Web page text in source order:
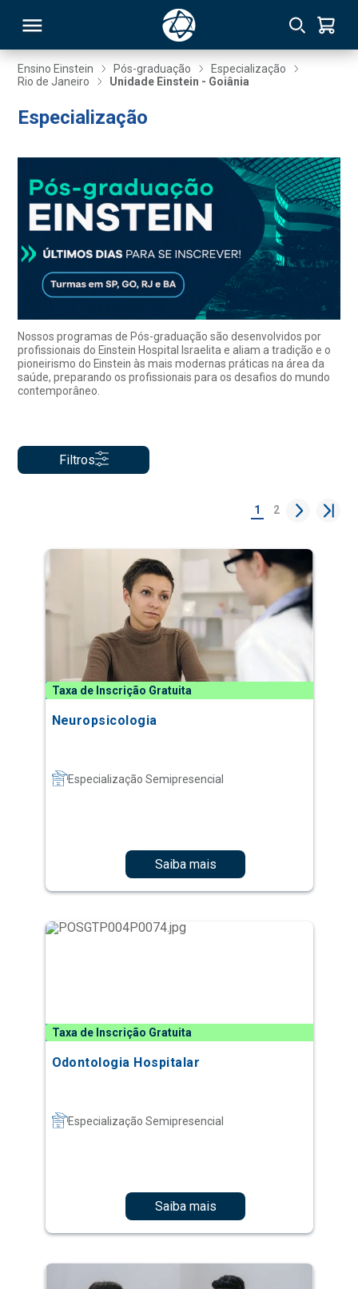
Ensino Einstein Pós-graduação
Especialização
Rio de Janeiro
Unidade Einstein - Goiânia
Especialização
Nossos programas de Pós-graduação são desenvolvidos por
profissionais do Einstein Hospital Israelita e aliam a tradição e o
pioneirismo do Einstein às mais modernas práticas na área da
saúde, preparando os profissionais para os desafios do mundo
contemporâneo.
Filtros
1 2
Taxa de Inscrição Gratuita
Neuropsicologia
Especialização Semipresencial
Saiba mais
Taxa de Inscrição Gratuita
Odontologia Hospitalar
Especialização Semipresencial
Saiba mais